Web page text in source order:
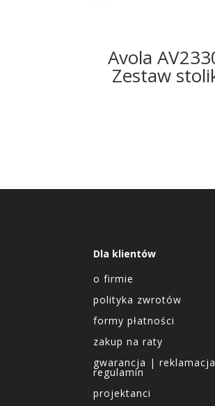
Avola
Zestaw
Dla klientów
o firmie
polityka zwrotów
formy płatności
zakup na raty
gwarancja |
regulamin
projektanci